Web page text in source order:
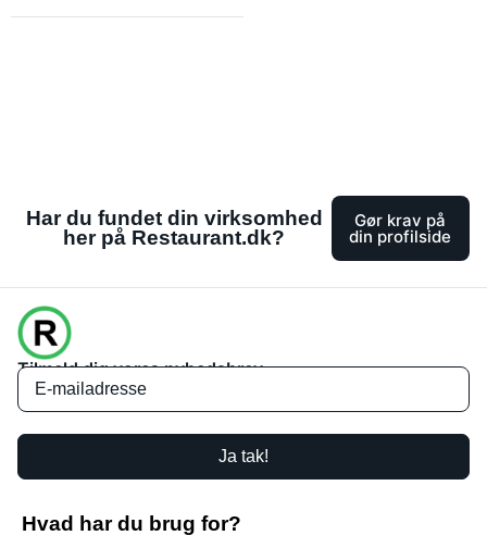
Har du fundet din virksomhed
her på Restaurant.dk?
Gør krav på
din profilside
Tilmeld dig vores nyhedsbrev
Ja tak!
Hvad har du brug for?